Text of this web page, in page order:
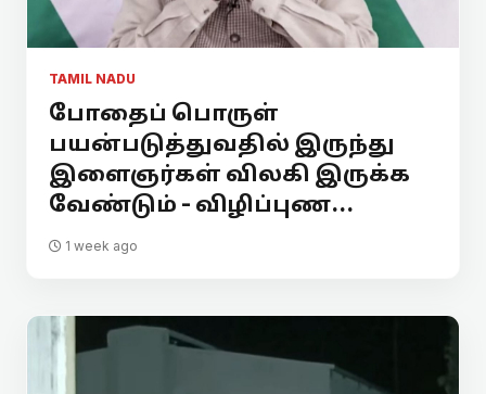
TAMIL NADU
போதைப் பொருள்
பயன்படுத்துவதில் இருந்து
இளைஞர்கள் விலகி இருக்க
வேண்டும் - விழிப்புண...
1 week ago